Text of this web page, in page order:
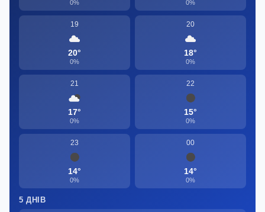
0% 0%
19
20°
0%
20
18°
0%
21
17°
0%
22
15°
0%
23
14°
0%
00
14°
0%
5 ДНІВ